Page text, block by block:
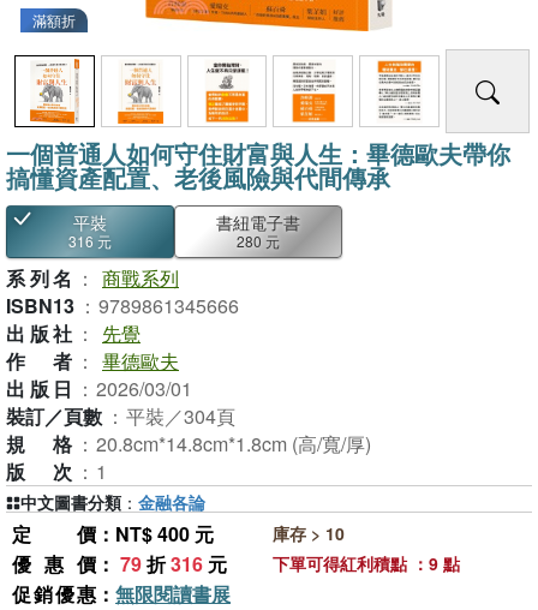
滿額折
一個普通人如何守住財富與人生：畢德歐夫帶你
搞懂資產配置、老後風險與代間傳承
平裝
316 元
書紐電子書
280 元
系列名 ： 商戰系列
ISBN13 ： 9789861345666
出版社 ：
先覺
作者 ： 畢德歐夫
出版日 ： 2026/03/01
裝訂／頁數 ： 平裝／304頁
規格 ： 20.8cm*14.8cm*1.8cm (高/寬/厚)
版次 ： 1
定價 ：NT$ 400 元
優惠價 ： 79折316 元
促銷優惠 ： 無限閱讀書展
庫存 > 10
下單可得紅利積點 ：9 點
中文圖書分類 ： 金融各論